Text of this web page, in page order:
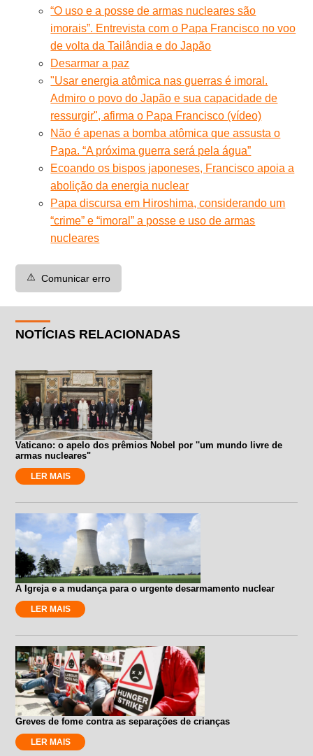
“O uso e a posse de armas nucleares são
imorais”. Entrevista com o Papa Francisco no voo
de volta da Tailândia e do Japão
Desarmar a paz
"Usar energia atômica nas guerras é imoral.
Admiro o povo do Japão e sua capacidade de
ressurgir", afirma o Papa Francisco (vídeo)
Não é apenas a bomba atômica que assusta o
Papa. “A próxima guerra será pela água”
Ecoando os bispos japoneses, Francisco apoia a
abolição da energia nuclear
Papa discursa em Hiroshima, considerando um
“crime” e “imoral” a posse e uso de armas
nucleares
⚠️ Comunicar erro
NOTÍCIAS RELACIONADAS
Vaticano: o apelo dos prêmios Nobel por ''um mundo livre de
armas nucleares"
LER MAIS
A Igreja e a mudança para o urgente desarmamento nuclear
LER MAIS
Greves de fome contra as separações de crianças
LER MAIS